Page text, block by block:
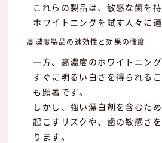
これらの製品は、敏感な歯を
ホワイトニングを試す人々に適
高濃度製品の速効性と効果の強度
一方、高濃度のホワイトニン
すぐに明るい白さを得られる
も顕著です。
しかし、強い漂白剤を含むた
起こすリスクや、歯の敏感さ
ります。